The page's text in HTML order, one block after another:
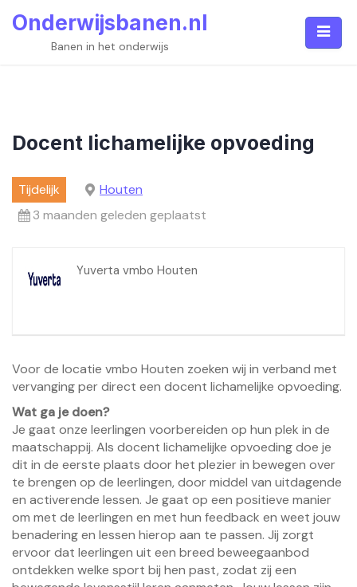
Onderwijsbanen.nl
Banen in het onderwijs
Docent lichamelijke opvoeding
Tijdelijk
Houten
3 maanden geleden geplaatst
Yuverta vmbo Houten
Voor de locatie vmbo Houten zoeken wij in verband met
vervanging per direct een docent lichamelijke opvoeding.
Wat ga je doen?
Je gaat onze leerlingen voorbereiden op hun plek in de
maatschappij. Als docent lichamelijke opvoeding doe je
dit in de eerste plaats door het plezier in bewegen over
te brengen op de leerlingen, door middel van uitdagende
en activerende lessen. Je gaat op een positieve manier
om met de leerlingen en met hun feedback en weet jouw
benadering en lessen hierop aan te passen. Jij zorgt
ervoor dat leerlingen uit een breed beweegaanbod
ontdekken welke sport bij hen past, zodat zij een